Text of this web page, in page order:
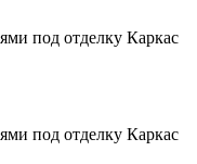
под отделку Каркас
под отделку Каркас